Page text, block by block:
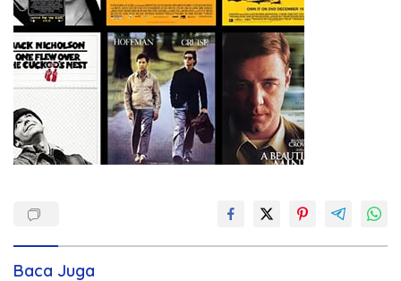
Baca Juga